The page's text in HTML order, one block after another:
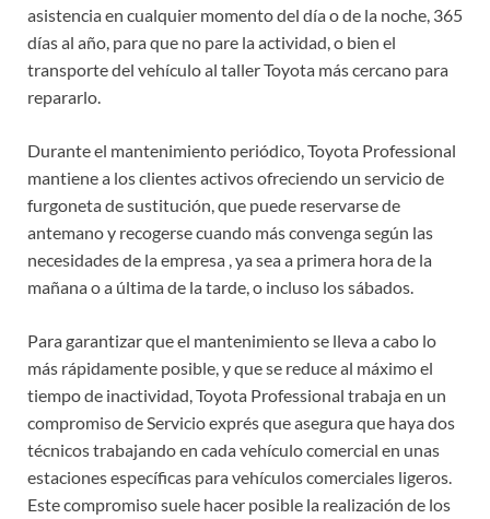
asistencia en cualquier momento del día o de la noche, 365
días al año, para que no pare la actividad, o bien el
transporte del vehículo al taller Toyota más cercano para
repararlo.
Durante el mantenimiento periódico, Toyota Professional
mantiene a los clientes activos ofreciendo un servicio de
furgoneta de sustitución, que puede reservarse de
antemano y recogerse cuando más convenga según las
necesidades de la empresa , ya sea a primera hora de la
mañana o a última de la tarde, o incluso los sábados.
Para garantizar que el mantenimiento se lleva a cabo lo
más rápidamente posible, y que se reduce al máximo el
tiempo de inactividad, Toyota Professional trabaja en un
compromiso de Servicio exprés que asegura que haya dos
técnicos trabajando en cada vehículo comercial en unas
estaciones específicas para vehículos comerciales ligeros.
Este compromiso suele hacer posible la realización de los